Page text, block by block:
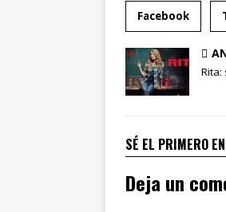
Facebook
SÉ EL PRIMERO
Deja un